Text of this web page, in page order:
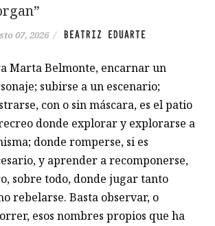
07, 2026 / BEATRIZ EDUARTE
Marta Belmonte, encarnar un
subirse a un escenario;
con o sin máscara, es el patio
donde explorar y explorarse a
donde romperse, si es
y aprender a recomponerse,
sobre todo, donde jugar tanto
rebelarse. Basta observar, o
esos nombres propios que ha